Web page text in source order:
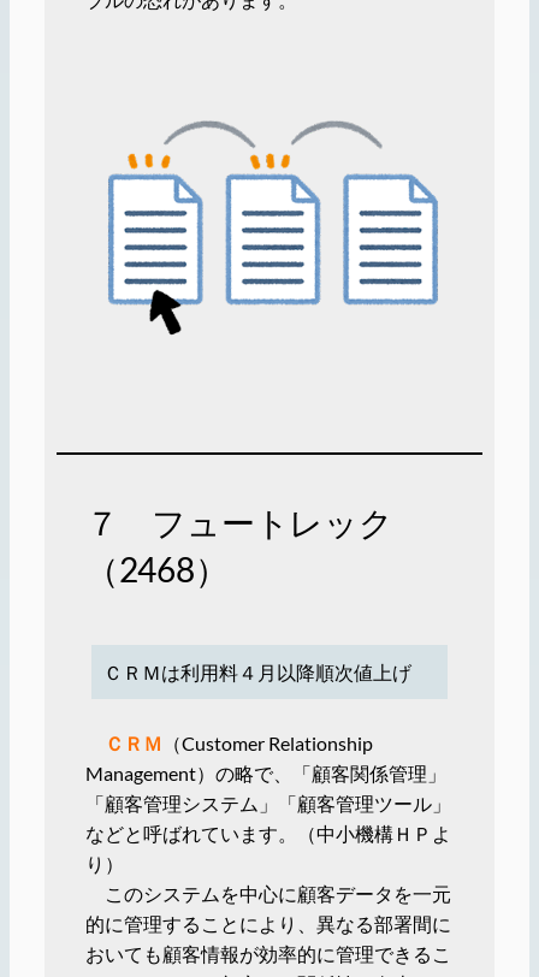
７ フュートレック
（2468）
ＣＲＭは利用料４月以降順次値上げ
ＣＲＭ （Customer Relationship
Management）の略で、「顧客関係管理」
「顧客管理システム」「顧客管理ツール」
などと呼ばれています。（中小機構ＨＰよ
り）
このシステムを中心に顧客データを一元
的に管理することにより、異なる部署間に
おいても顧客情報が効率的に管理できるこ